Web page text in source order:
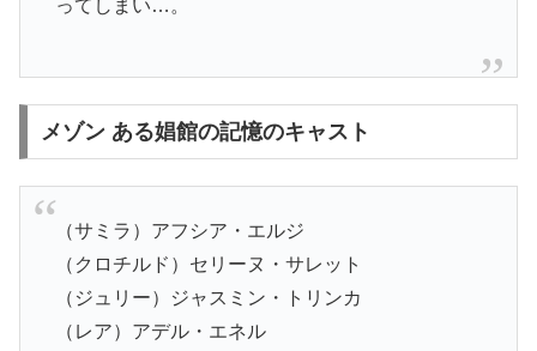
ってしまい…。
メゾン ある娼館の記憶のキャスト
（サミラ）アフシア・エルジ
（クロチルド）セリーヌ・サレット
（ジュリー）ジャスミン・トリンカ
（レア）アデル・エネル